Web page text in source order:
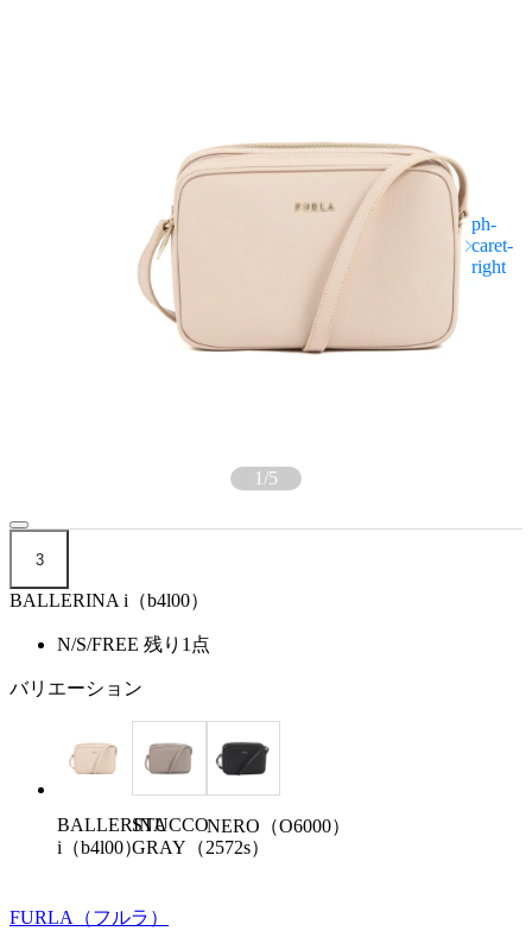
1/5
3
BALLERINA i（b4l00）
N/S/FREE 残り1点
バリエーション
BALLERINA
i（b4l00）
STUCCO
GRAY（2572s）
NERO（O6000）
FURLA
（フルラ）